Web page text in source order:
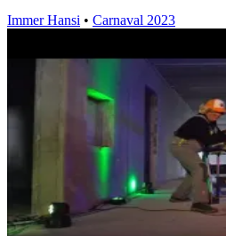
Immer Hansi • Carnaval 2023